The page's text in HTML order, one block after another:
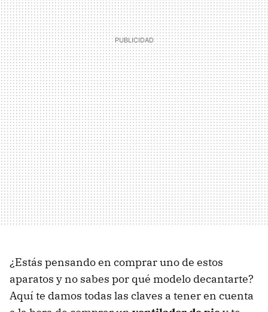
¿Estás pensando en comprar uno de estos
aparatos y no sabes por qué modelo decantarte?
Aquí te damos todas las claves a tener en cuenta